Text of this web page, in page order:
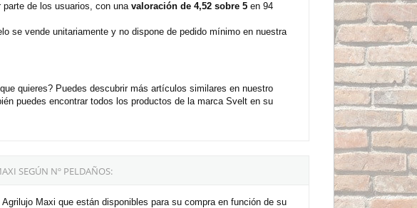
de los usuarios, con una valoración de 4,52 sobre 5 en 94
se vende unitariamente y no dispone de pedido mínimo en nuestra
quieres? Puedes descubrir más artículos similares en nuestro
puedes encontrar todos los productos de la marca Svelt en su
SEGÚN Nº PELDAÑOS:
Maxi que están disponibles para su compra en función de su